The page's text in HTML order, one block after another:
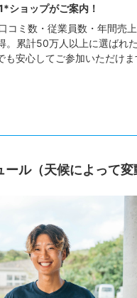
ショップがご案内！
コミ数・従業員数・年間売
。累計50万人以上に選ばれ
安心してご参加いただけま
ル（天候によって変